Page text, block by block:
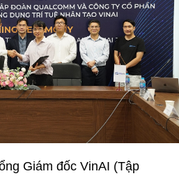
Giám đốc VinAI (Tập